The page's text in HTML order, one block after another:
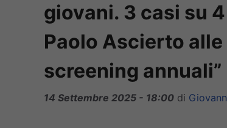
giovani. 3 casi su
Paolo Ascierto
screening annuali”
14 Settembre 2025 - 18:00 di